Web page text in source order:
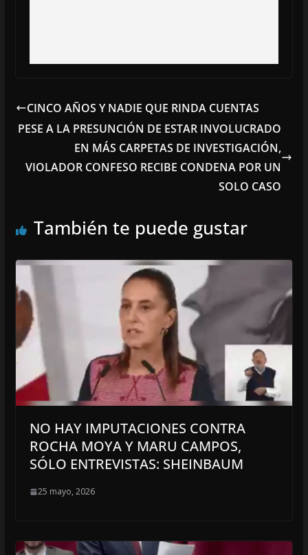
CINCO AÑOS Y NADIE QUE RINDA CUENTAS
PESE A LA PRESUNCIÓN DE ESTAR INVOLUCRADO
EN MÁS CARPETAS DE INVESTIGACIÓN,
VIOLADOR CONFESO RECIBE CONDENA POR UN
SOLO CASO
También te puede gustar
NO HAY IMPUTACIONES CONTRA
ROCHA MOYA Y MARU CAMPOS,
SÓLO ENTREVISTAS: SHEINBAUM
25 mayo, 2026